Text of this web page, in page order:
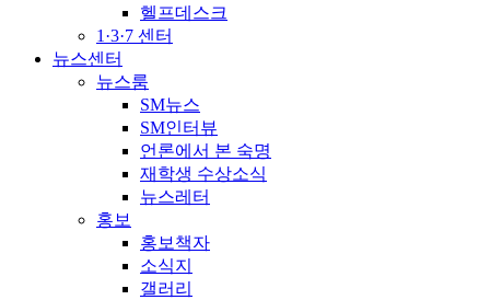
헬프데스크
1·3·7 센터
뉴스센터
뉴스룸
SM뉴스
SM인터뷰
언론에서 본 숙명
재학생 수상소식
뉴스레터
홍보
홍보책자
소식지
갤러리